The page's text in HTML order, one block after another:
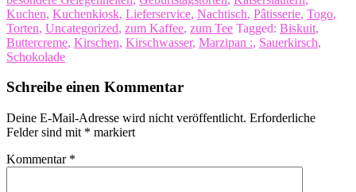
Kuchen, Kuchenkiosk, Lieferservice, Nachtisch, Pâtisserie, Togo,
Torten, Uncategorized, zum Kaffee, zum Tee Tagged: Biskuit,
Buttercreme, Kirschen, Kirschwasser, Marzipan :, Sauerkirsch,
Schokolade
Schreibe einen Kommentar
Deine E-Mail-Adresse wird nicht veröffentlicht. Erforderliche
Felder sind mit * markiert
Kommentar *